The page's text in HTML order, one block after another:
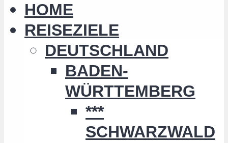
HOME
REISEZIELE
DEUTSCHLAND
BADEN-
WÜRTTEMBERG
***
SCHWARZWALD